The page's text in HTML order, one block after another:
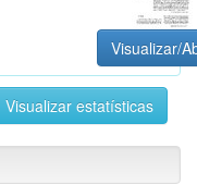
Visualizar/
Visualizar estatísticas